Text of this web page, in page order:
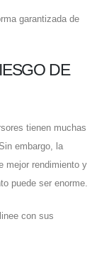
garantizada de
DE
tienen muchas
embargo, la
mejor rendimiento y
puede ser enorme.
con sus